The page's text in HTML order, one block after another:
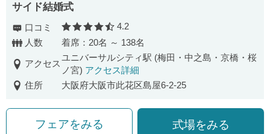
サイド結婚式
口コミ 口コミ評価
4.2
人数
着席：20名 ～ 138名
アクセス
ユニバーサルシティ駅 (梅田・中之島・京橋・桜
ノ宮) アクセス詳細
住所
大阪府大阪市此花区島屋6-2-25
フェアをみる 式場をみる